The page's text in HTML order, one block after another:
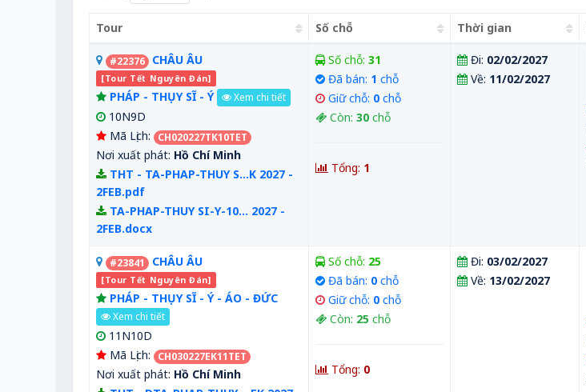
Tour Số chỗ Thời gian
#22376 CHÂU ÂU
[Tour Tết Nguyên Đán]
PHÁP - THỤY SĨ - Ý Xem chi tiết
10N9D
Mã Lịch:
CH020227TK10TET
Nơi xuất phát: Hồ Chí Minh
THT - TA-PHAP-THUY S...K 2027 -
2FEB.pdf
TA-PHAP-THUY SI-Y-10... 2027 -
2FEB.docx
Số chỗ: 31
Đã bán: 1 chỗ
Giữ chỗ: 0 chỗ
Còn: 30 chỗ
Tổng: 1
Đi: 02/02/2027
Về: 11/02/2027
#23841 CHÂU ÂU
[Tour Tết Nguyên Đán]
PHÁP - THỤY SĨ - Ý - ÁO - ĐỨC
Xem chi tiết
11N10D
Mã Lịch:
CH030227EK11TET
Nơi xuất phát: Hồ Chí Minh
Số chỗ: 25
Đã bán: 0 chỗ
Giữ chỗ: 0 chỗ
Còn: 25 chỗ
Tổng: 0
Đi: 03/02/2027
Về: 13/02/2027